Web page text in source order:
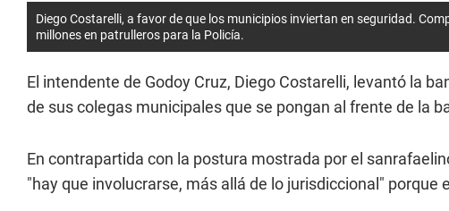
Diego Costarelli, a favor de que los municipios inviertan en seguridad.
millones en patrulleros para la Policía.
El intendente de Godoy Cruz, Diego Costarelli, levantó la
de sus colegas municipales que se pongan al frente de la
En contrapartida con la postura mostrada por el
"hay que involucrarse, más allá de lo jurisdiccional" porque